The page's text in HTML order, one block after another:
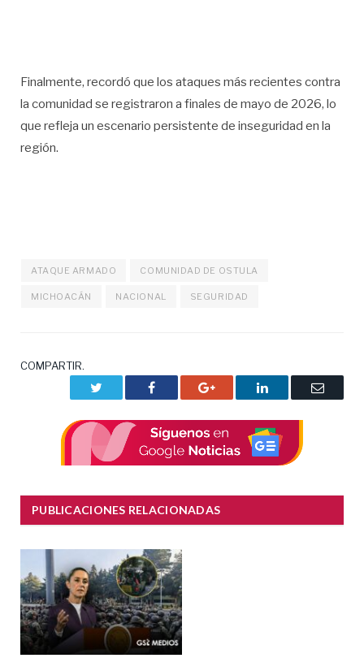
Finalmente, recordó que los ataques más recientes contra
la comunidad se registraron a finales de mayo de 2026, lo
que refleja un escenario persistente de inseguridad en la
región.
ATAQUE ARMADO COMUNIDAD DE OSTULA
MICHOACÁN NACIONAL SEGURIDAD
COMPARTIR.
Facebook Google+ LinkedIn
Correo
PUBLICACIONES RELACIONADAS